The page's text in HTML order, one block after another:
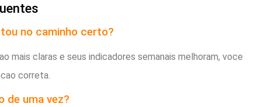
no caminho certo?
mais claras e seus indicadores semanais melhoram, voce
correta.
de uma vez?